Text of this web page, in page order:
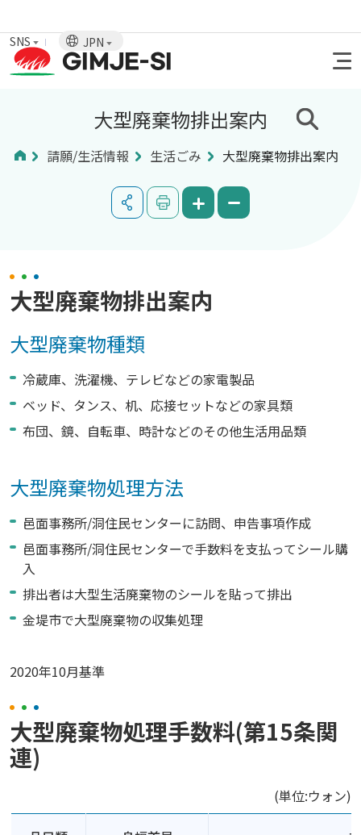
SNS JPN
大型廃棄物排出案内
請願/生活情報 生活ごみ 大型廃棄物排出案内
大型廃棄物排出案内
大型廃棄物種類
冷蔵庫、洗濯機、テレビなどの家電製品
ベッド、タンス、机、応接セットなどの家具類
布団、鏡、自転車、時計などのその他生活用品類
大型廃棄物処理方法
邑面事務所/洞住民センターに訪問、申告事項作成
邑面事務所/洞住民センターで手数料を支払ってシール購
入
排出者は大型生活廃棄物のシールを貼って排出
金堤市で大型廃棄物の収集処理
2020年10月基準
大型廃棄物処理手数料(第15条関
連)
(単位:ウォン)